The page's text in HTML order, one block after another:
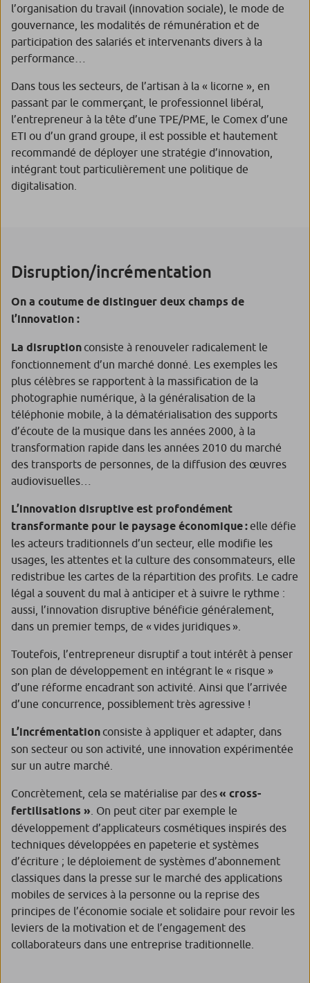
l’organisation du travail (innovation sociale), le mode de
gouvernance, les modalités de rémunération et de
participation des salariés et intervenants divers à la
performance…
Dans tous les secteurs, de l’artisan à la « licorne », en
passant par le commerçant, le professionnel libéral,
l’entrepreneur à la tête d’une TPE/PME, le Comex d’une
ETI ou d’un grand groupe, il est possible et hautement
recommandé de déployer une stratégie d’innovation,
intégrant tout particulièrement une politique de
digitalisation.
Disruption/incrémentation
On a coutume de distinguer deux champs de
l’innovation :
La disruption consiste à renouveler radicalement le
fonctionnement d’un marché donné. Les exemples les
plus célèbres se rapportent à la massification de la
photographie numérique, à la généralisation de la
téléphonie mobile, à la dématérialisation des supports
d’écoute de la musique dans les années 2000, à la
transformation rapide dans les années 2010 du marché
des transports de personnes, de la diffusion des œuvres
audiovisuelles…
L’innovation disruptive est profondément
transformante pour le paysage économique : elle défie
les acteurs traditionnels d’un secteur, elle modifie les
usages, les attentes et la culture des consommateurs, elle
redistribue les cartes de la répartition des profits. Le cadre
légal a souvent du mal à anticiper et à suivre le rythme :
aussi, l’innovation disruptive bénéficie généralement,
dans un premier temps, de « vides juridiques ».
Toutefois, l’entrepreneur disruptif a tout intérêt à penser
son plan de développement en intégrant le « risque »
d’une réforme encadrant son activité. Ainsi que l’arrivée
d’une concurrence, possiblement très agressive !
L’incrémentation consiste à appliquer et adapter, dans
son secteur ou son activité, une innovation expérimentée
sur un autre marché.
Concrètement, cela se matérialise par des« cross-
fertilisations » . On peut citer par exemple le
développement d’applicateurs cosmétiques inspirés des
techniques développées en papeterie et systèmes
d’écriture ; le déploiement de systèmes d’abonnement
classiques dans la presse sur le marché des applications
mobiles de services à la personne ou la reprise des
principes de l’économie sociale et solidaire pour revoir les
leviers de la motivation et de l’engagement des
collaborateurs dans une entreprise traditionnelle.